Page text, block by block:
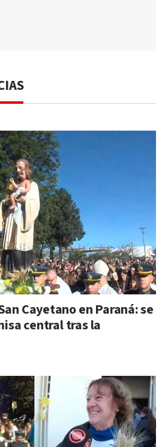
Cayetano en Paraná: se
central tras la